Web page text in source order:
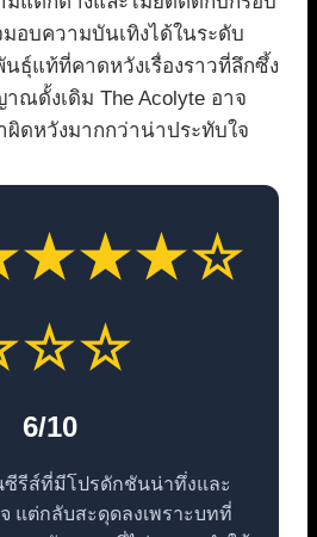
มอบความบันเทิงได้ในระดับ
ธุ์แท้ที่คาดหวังเรื่องราวที่ลึกซึ้ง
ณดั้งเดิม The Acolyte อาจ
ดหวังมากกว่าน่าประทับใจ
6/10
ซีรีส์ที่มีโปรดักชันน่าทึ่งและ
แต่กลับสะดุดลงเพราะบทที่